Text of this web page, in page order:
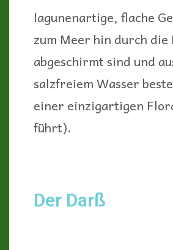
lagunenartige, flache
zum Meer hin durch die
abgeschirmt sind und
salzfreiem Wasser
einer einzigartigen
führt).
Der Darß